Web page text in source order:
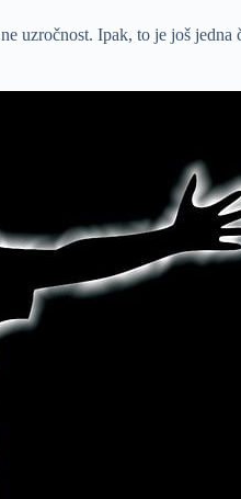
uzročnost. Ipak, to je još